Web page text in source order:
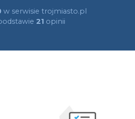
w serwisie trojmiasto.pl
21 opinii